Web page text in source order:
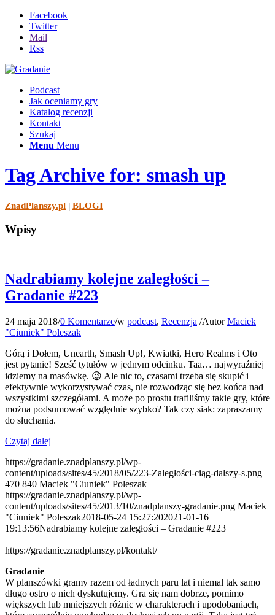
Facebook
Twitter
Mail
Rss
Podcast
Jak oceniamy gry
Katalog recenzji
Kontakt
Szukaj
Menu Menu
Tag Archive for: smash up
ZnadPlanszy.pl | BLOGI
Wpisy
Nadrabiamy kolejne zaległości –
Gradanie #223
24 maja 2018/0 Komentarze/w podcast, Recenzja /AutorMaciek
"Ciuniek" Poleszak
Górą i Dołem, Unearth, Smash Up!, Kwiatki, Hero Realms i Oto
jest pytanie! Sześć tytułów w jednym odcinku. Taa… najwyraźniej
idziemy na masówkę. 😉 Ale nic to, czasami trzeba się skupić i
efektywnie wykorzystywać czas, nie rozwodząc się bez końca nad
wszystkimi szczegółami. A może po prostu trafiliśmy takie gry, które
można podsumować względnie szybko? Tak czy siak: zapraszamy
do słuchania.
Czytaj dalej
https://gradanie.znadplanszy.pl/wp-
content/uploads/sites/45/2018/05/223-Zaległości-ciąg-dalszy-s.png
470 840 Maciek "Ciuniek" Poleszak
https://gradanie.znadplanszy.pl/wp-
content/uploads/sites/45/2013/10/znadplanszy-gradanie.png Maciek
"Ciuniek" Poleszak2018-05-24 15:27:202021-01-16
19:13:56Nadrabiamy kolejne zaległości – Gradanie #223
https://gradanie.znadplanszy.pl/kontakt/
Gradanie
W planszówki gramy razem od ładnych paru lat i niemal tak samo
długo ostro o nich dyskutujemy. Gra się nam dobrze, pomimo
większych lub mniejszych różnic w charakterach i upodobaniach,